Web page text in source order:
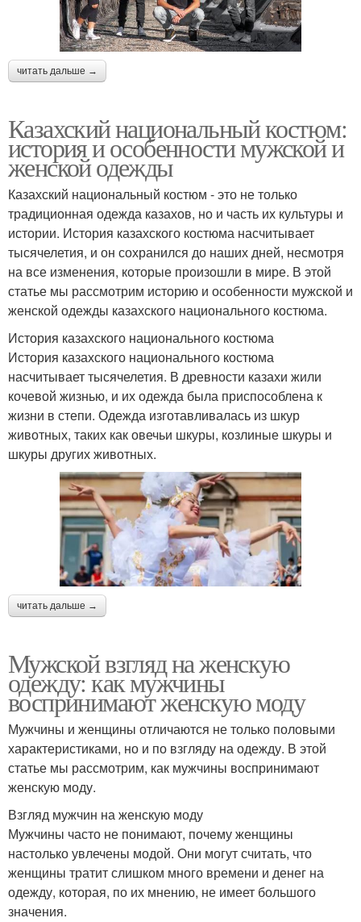
читать дальше →
Казахский национальный костюм:
история и особенности мужской и
женской одежды
Казахский национальный костюм - это не только
традиционная одежда казахов, но и часть их культуры и
истории. История казахского костюма насчитывает
тысячелетия, и он сохранился до наших дней, несмотря
на все изменения, которые произошли в мире. В этой
статье мы рассмотрим историю и особенности мужской и
женской одежды казахского национального костюма.
История казахского национального костюма
История казахского национального костюма
насчитывает тысячелетия. В древности казахи жили
кочевой жизнью, и их одежда была приспособлена к
жизни в степи. Одежда изготавливалась из шкур
животных, таких как овечьи шкуры, козлиные шкуры и
шкуры других животных.
читать дальше →
Мужской взгляд на женскую
одежду: как мужчины
воспринимают женскую моду
Мужчины и женщины отличаются не только половыми
характеристиками, но и по взгляду на одежду. В этой
статье мы рассмотрим, как мужчины воспринимают
женскую моду.
Взгляд мужчин на женскую моду
Мужчины часто не понимают, почему женщины
настолько увлечены модой. Они могут считать, что
женщины тратит слишком много времени и денег на
одежду, которая, по их мнению, не имеет большого
значения.